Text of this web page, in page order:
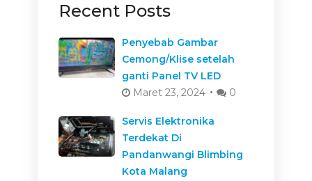
Recent Posts
Penyebab Gambar
Cemong/Klise setelah
ganti Panel TV LED
Maret 23, 2024
0
Servis Elektronika
Terdekat Di
Pandanwangi Blimbing
Kota Malang